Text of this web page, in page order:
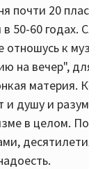
почти 20
50-60 годах.
отношусь к
на вечер",
материя.
и душу и
в целом.